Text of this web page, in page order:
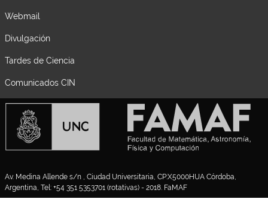
Webmail
Divulgación
Tardes de Ciencia
Comunicados CIN
Av. Medina Allende s/n , Ciudad Universitaria, CP:X5000HUA Córdoba,
Argentina, Tel: +54 351 5353701 (rotativas) - 2018. FaMAF